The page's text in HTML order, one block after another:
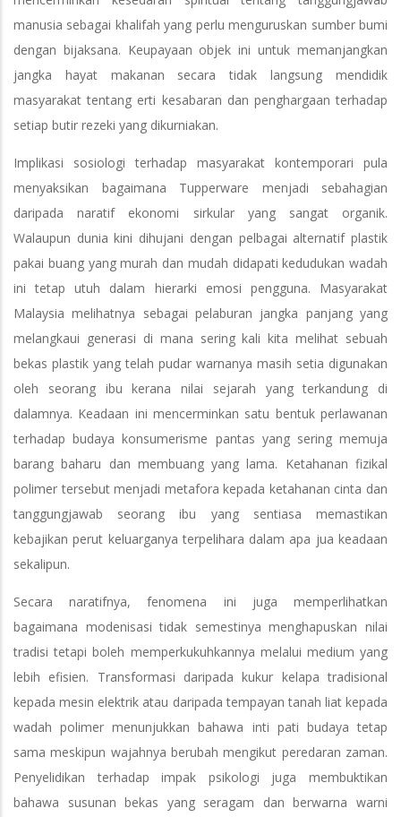
manusia sebagai khalifah yang perlu menguruskan sumber bumi
dengan bijaksana. Keupayaan objek ini untuk memanjangkan
jangka hayat makanan secara tidak langsung mendidik
masyarakat tentang erti kesabaran dan penghargaan terhadap
setiap butir rezeki yang dikurniakan.
Implikasi sosiologi terhadap masyarakat kontemporari pula
menyaksikan bagaimana Tupperware menjadi sebahagian
daripada naratif ekonomi sirkular yang sangat organik.
Walaupun dunia kini dihujani dengan pelbagai alternatif plastik
pakai buang yang murah dan mudah didapati kedudukan wadah
ini tetap utuh dalam hierarki emosi pengguna. Masyarakat
Malaysia melihatnya sebagai pelaburan jangka panjang yang
melangkaui generasi di mana sering kali kita melihat sebuah
bekas plastik yang telah pudar warnanya masih setia digunakan
oleh seorang ibu kerana nilai sejarah yang terkandung di
dalamnya. Keadaan ini mencerminkan satu bentuk perlawanan
terhadap budaya konsumerisme pantas yang sering memuja
barang baharu dan membuang yang lama. Ketahanan fizikal
polimer tersebut menjadi metafora kepada ketahanan cinta dan
tanggungjawab seorang ibu yang sentiasa memastikan
kebajikan perut keluarganya terpelihara dalam apa jua keadaan
sekalipun.
Secara naratifnya, fenomena ini juga memperlihatkan
bagaimana modenisasi tidak semestinya menghapuskan nilai
tradisi tetapi boleh memperkukuhkannya melalui medium yang
lebih efisien. Transformasi daripada kukur kelapa tradisional
kepada mesin elektrik atau daripada tempayan tanah liat kepada
wadah polimer menunjukkan bahawa inti pati budaya tetap
sama meskipun wajahnya berubah mengikut peredaran zaman.
Penyelidikan terhadap impak psikologi juga membuktikan
bahawa susunan bekas yang seragam dan berwarna warni